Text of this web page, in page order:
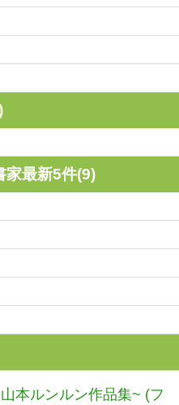
家最新5件(9)
本ルンルン作品集~ (フ